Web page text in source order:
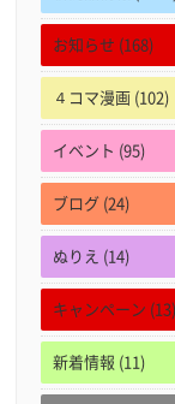
お知らせ (168)
４コマ漫画 (102)
イベント (95)
ブログ (24)
ぬりえ (14)
キャンペーン (13)
新着情報 (11)